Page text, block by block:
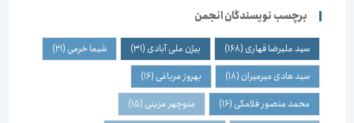
برچسب نویسندگان انجمن
سید علیرضا قهاری(168) بیژن علی آبادی(31) شیما خرمی(21)
سید هادی میرمیران(18) بهروز مرباغی(16)
محمد منصور فلامکی(16) منوچهر مزینی(15)